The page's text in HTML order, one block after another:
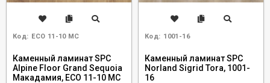
Код: ECO 11-10 MC
Каменный ламинат SPC
Alpine Floor Grand Sequoia
Макадамия, ECO 11-10 MC
Код: 1001-16
Каменный ламинат SPC
Norland Sigrid Tora, 1001-
16